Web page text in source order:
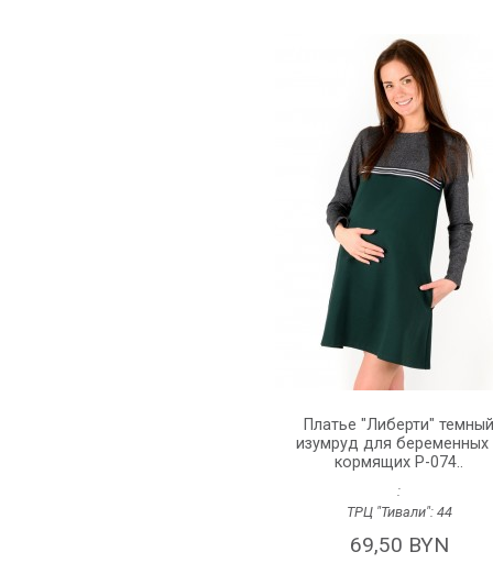
Платье "Либерти"
изумруд для беременных
кормящих P-074..
:
ТРЦ "Тивали": 44
69,50 BYN